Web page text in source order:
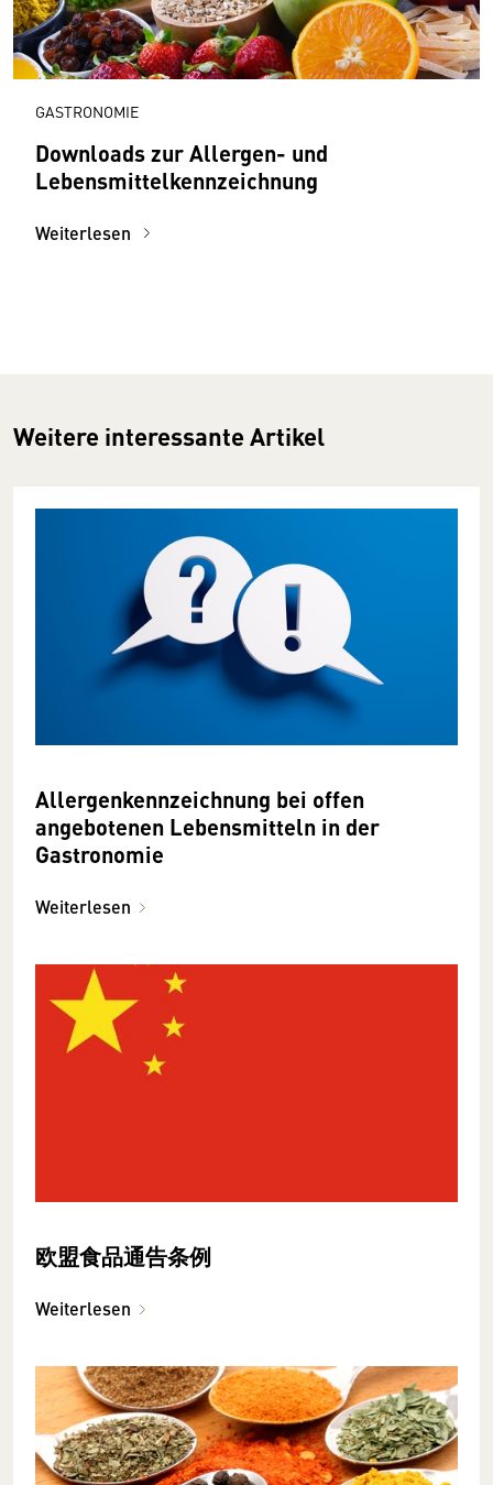
GASTRONOMIE
Downloads zur Allergen- und
Lebensmittelkennzeichnung
Weiterlesen
Weitere interessante Artikel
Allergenkennzeichnung bei offen
angebotenen Lebensmitteln in der
Gastronomie
Weiterlesen
欧盟食品通告条例
Weiterlesen